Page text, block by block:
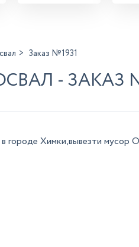
Заказ №1931
- ЗАКАЗ
городе Химки,вывезти мусор